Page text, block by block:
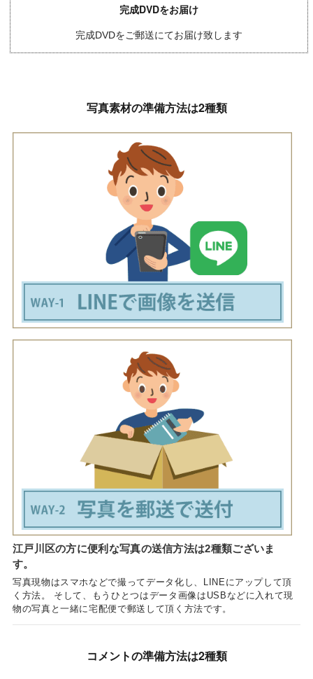
完成DVDをお届け
完成DVDをご郵送にてお届け致します
写真素材の準備方法は2種類
江戸川区の方に便利な写真の送信方法は2種類ございま
す。
写真現物はスマホなどで撮ってデータ化し、LINEにアップして頂
く方法。 そして、もうひとつはデータ画像はUSBなどに入れて現
物の写真と一緒に宅配便で郵送して頂く方法です。
コメントの準備方法は2種類